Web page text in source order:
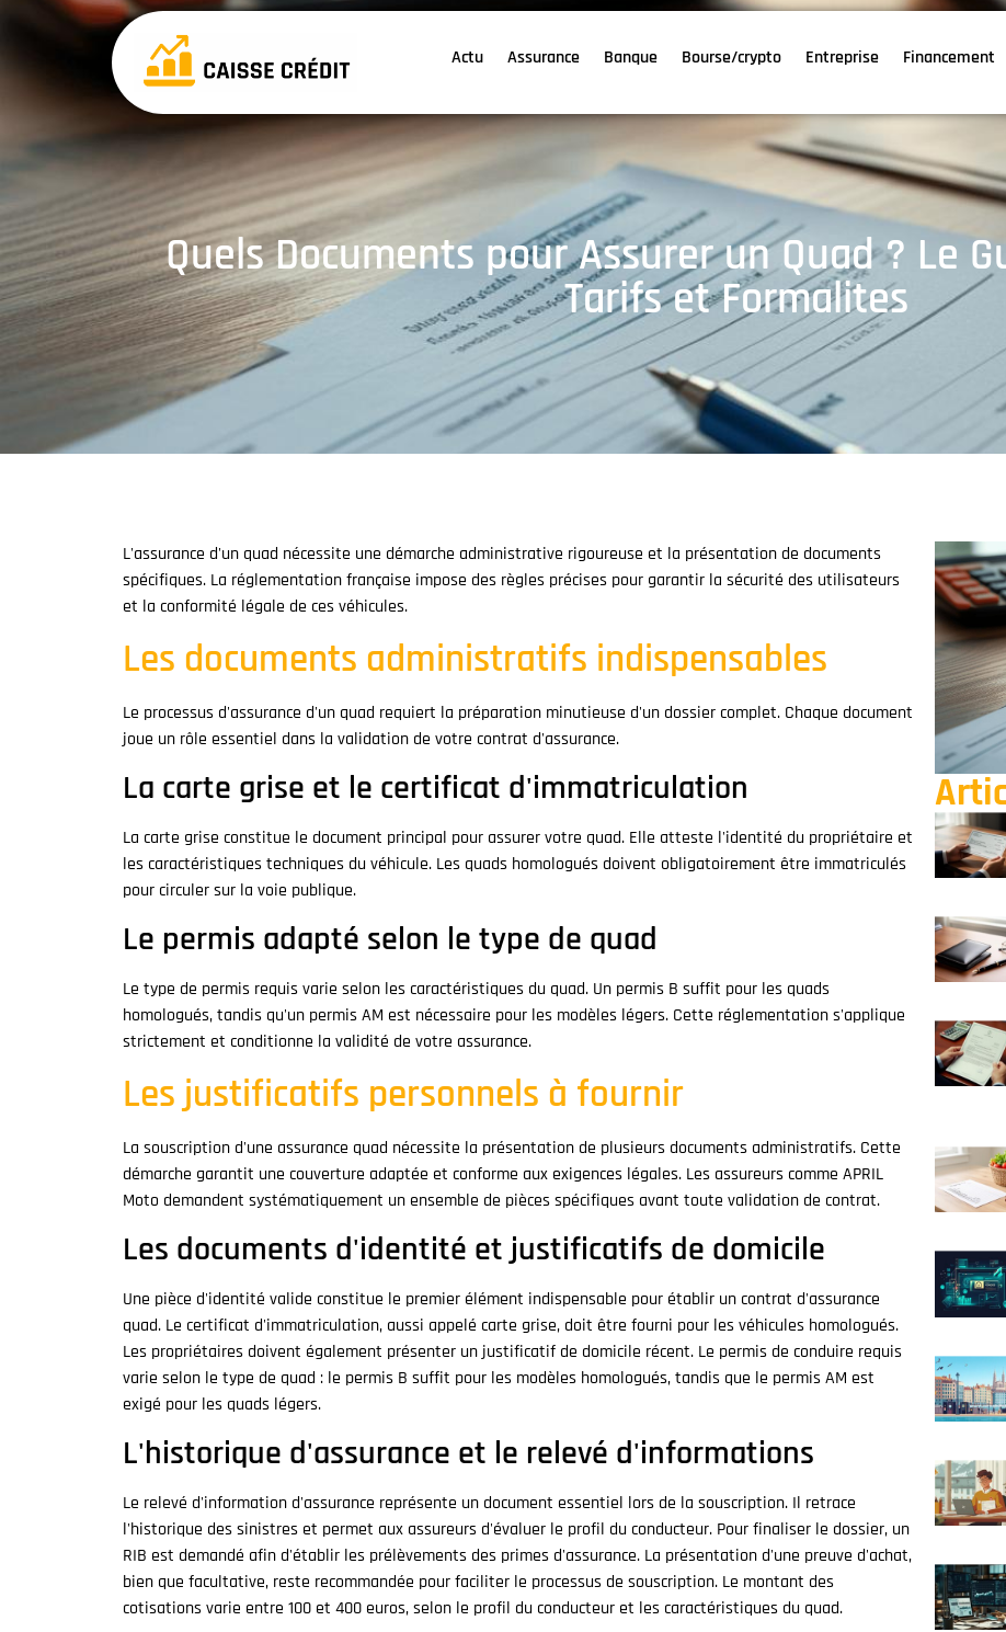
Actu Assurance Banque Bourse/crypto Entreprise Financement
Quels Documents pour Assurer un Quad ? Le
Tarifs et Formalites
L'assurance d'un quad nécessite une démarche administrative rigoureuse et la présentation de documents
spécifiques. La réglementation française impose des règles précises pour garantir la sécurité des utilisateurs
et la conformité légale de ces véhicules.
Les documents administratifs indispensables
Le processus d'assurance d'un quad requiert la préparation minutieuse d'un dossier complet. Chaque document
joue un rôle essentiel dans la validation de votre contrat d'assurance.
La carte grise et le certificat d'immatriculation
La carte grise constitue le document principal pour assurer votre quad. Elle atteste l'identité du propriétaire et
les caractéristiques techniques du véhicule. Les quads homologués doivent obligatoirement être immatriculés
pour circuler sur la voie publique.
Le permis adapté selon le type de quad
Le type de permis requis varie selon les caractéristiques du quad. Un permis B suffit pour les quads
homologués, tandis qu'un permis AM est nécessaire pour les modèles légers. Cette réglementation s'applique
strictement et conditionne la validité de votre assurance.
Les justificatifs personnels à fournir
La souscription d'une assurance quad nécessite la présentation de plusieurs documents administratifs. Cette
démarche garantit une couverture adaptée et conforme aux exigences légales. Les assureurs comme APRIL
Moto demandent systématiquement un ensemble de pièces spécifiques avant toute validation de contrat.
Les documents d'identité et justificatifs de domicile
Une pièce d'identité valide constitue le premier élément indispensable pour établir un contrat d'assurance
quad. Le certificat d'immatriculation, aussi appelé carte grise, doit être fourni pour les véhicules homologués.
Les propriétaires doivent également présenter un justificatif de domicile récent. Le permis de conduire requis
varie selon le type de quad : le permis B suffit pour les modèles homologués, tandis que le permis AM est
exigé pour les quads légers.
L'historique d'assurance et le relevé d'informations
Le relevé d'information d'assurance représente un document essentiel lors de la souscription. Il retrace
l'historique des sinistres et permet aux assureurs d'évaluer le profil du conducteur. Pour finaliser le dossier, un
RIB est demandé afin d'établir les prélèvements des primes d'assurance. La présentation d'une preuve d'achat,
bien que facultative, reste recommandée pour faciliter le processus de souscription. Le montant des
cotisations varie entre 100 et 400 euros, selon le profil du conducteur et les caractéristiques du quad.